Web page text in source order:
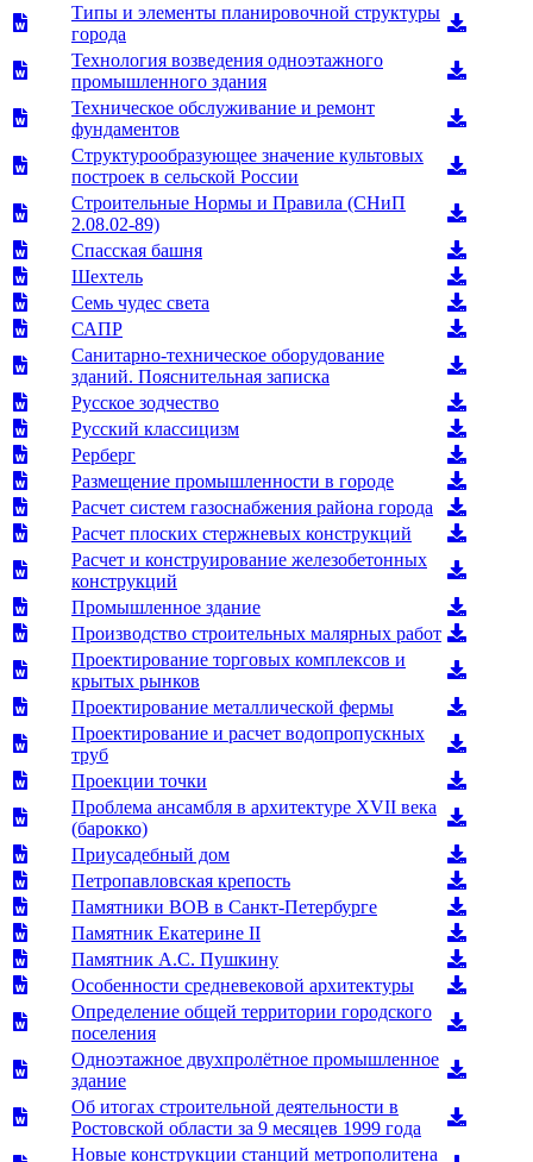
Типы и элементы планировочной структуры
города
Технология возведения одноэтажного
промышленного здания
Техническое обслуживание и ремонт
фундаментов
Структурообразующее значение культовых
построек в сельской России
Строительные Нормы и Правила (СНиП
2.08.02-89)
Спасская башня
Шехтель
Семь чудес света
САПР
Санитарно-техническое оборудование
зданий. Пояснительная записка
Русское зодчество
Русский классицизм
Рерберг
Размещение промышленности в городе
Расчет систем газоснабжения района города
Расчет плоских стержневых конструкций
Расчет и конструирование железобетонных
конструкций
Промышленное здание
Производство строительных малярных работ
Проектирование торговых комплексов и
крытых рынков
Проектирование металлической фермы
Проектирование и расчет водопропускных
труб
Проекции точки
Проблема ансамбля в архитектуре XVII века
(барокко)
Приусадебный дом
Петропавловская крепость
Памятники ВОВ в Санкт-Петербурге
Памятник Екатерине II
Памятник А.С. Пушкину
Особенности средневековой архитектуры
Определение общей территории городского
поселения
Одноэтажное двухпролётное промышленное
здание
Об итогах строительной деятельности в
Ростовской области за 9 месяцев 1999 года
Новые конструкции станций метрополитена